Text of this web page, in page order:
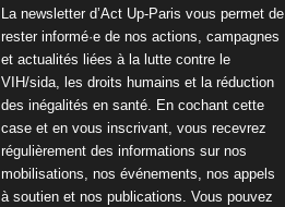
La newsletter d’Act Up-Paris vous permet de
rester informé·e de nos actions, campagnes
et actualités liées à la lutte contre le
VIH/sida, les droits humains et la réduction
des inégalités en santé. En cochant cette
case et en vous inscrivant, vous recevrez
régulièrement des informations sur nos
mobilisations, nos événements, nos appels
à soutien et nos publications. Vous pouvez